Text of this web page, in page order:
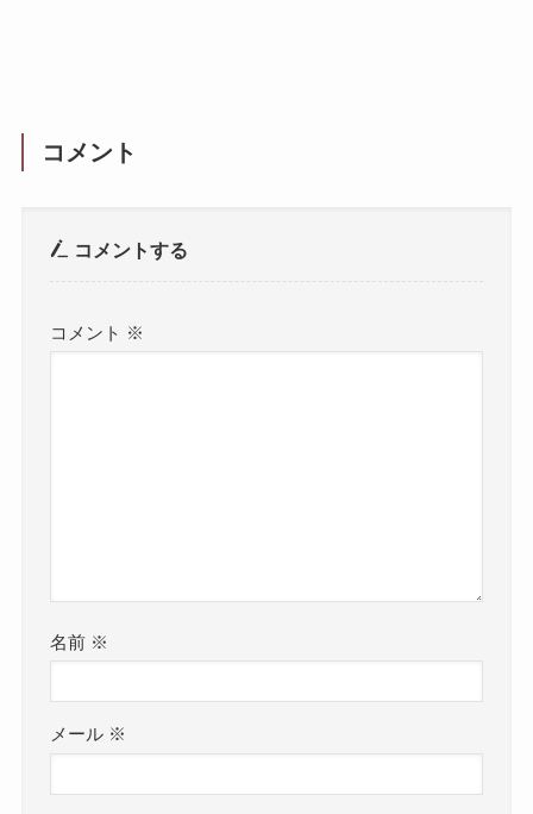
コメント
コメントする
コメント ※
名前 ※
メール ※